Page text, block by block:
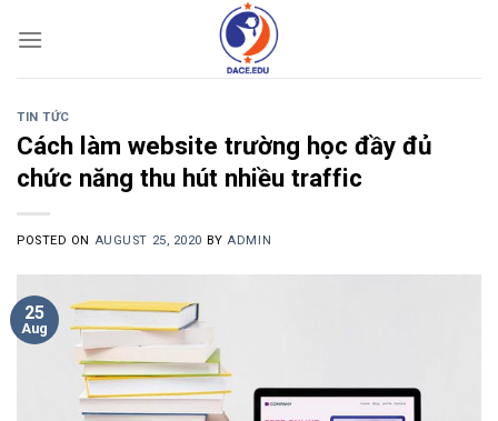
TIN TỨC
Cách làm website trường học đầy đủ
chức năng thu hút nhiều traffic
POSTED ON AUGUST 25, 2020 BY ADMIN
25
Aug